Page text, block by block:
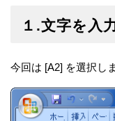
１.文字を入
今回は [A2] を選択し